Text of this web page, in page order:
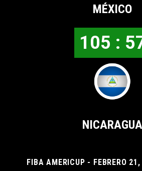
MÉXICO
105 :
NICARAGUA
FIBA AMERICUP - FEBRERO